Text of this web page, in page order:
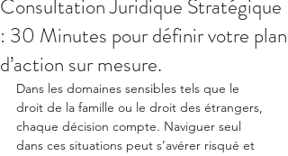
Consultation Juridique Stratégique
: 30 Minutes pour définir votre plan
d’action sur mesure.
Dans les domaines sensibles tels que le
droit de la famille ou le droit des étrangers,
chaque décision compte. Naviguer seul
dans ces situations peut s’avérer risqué et